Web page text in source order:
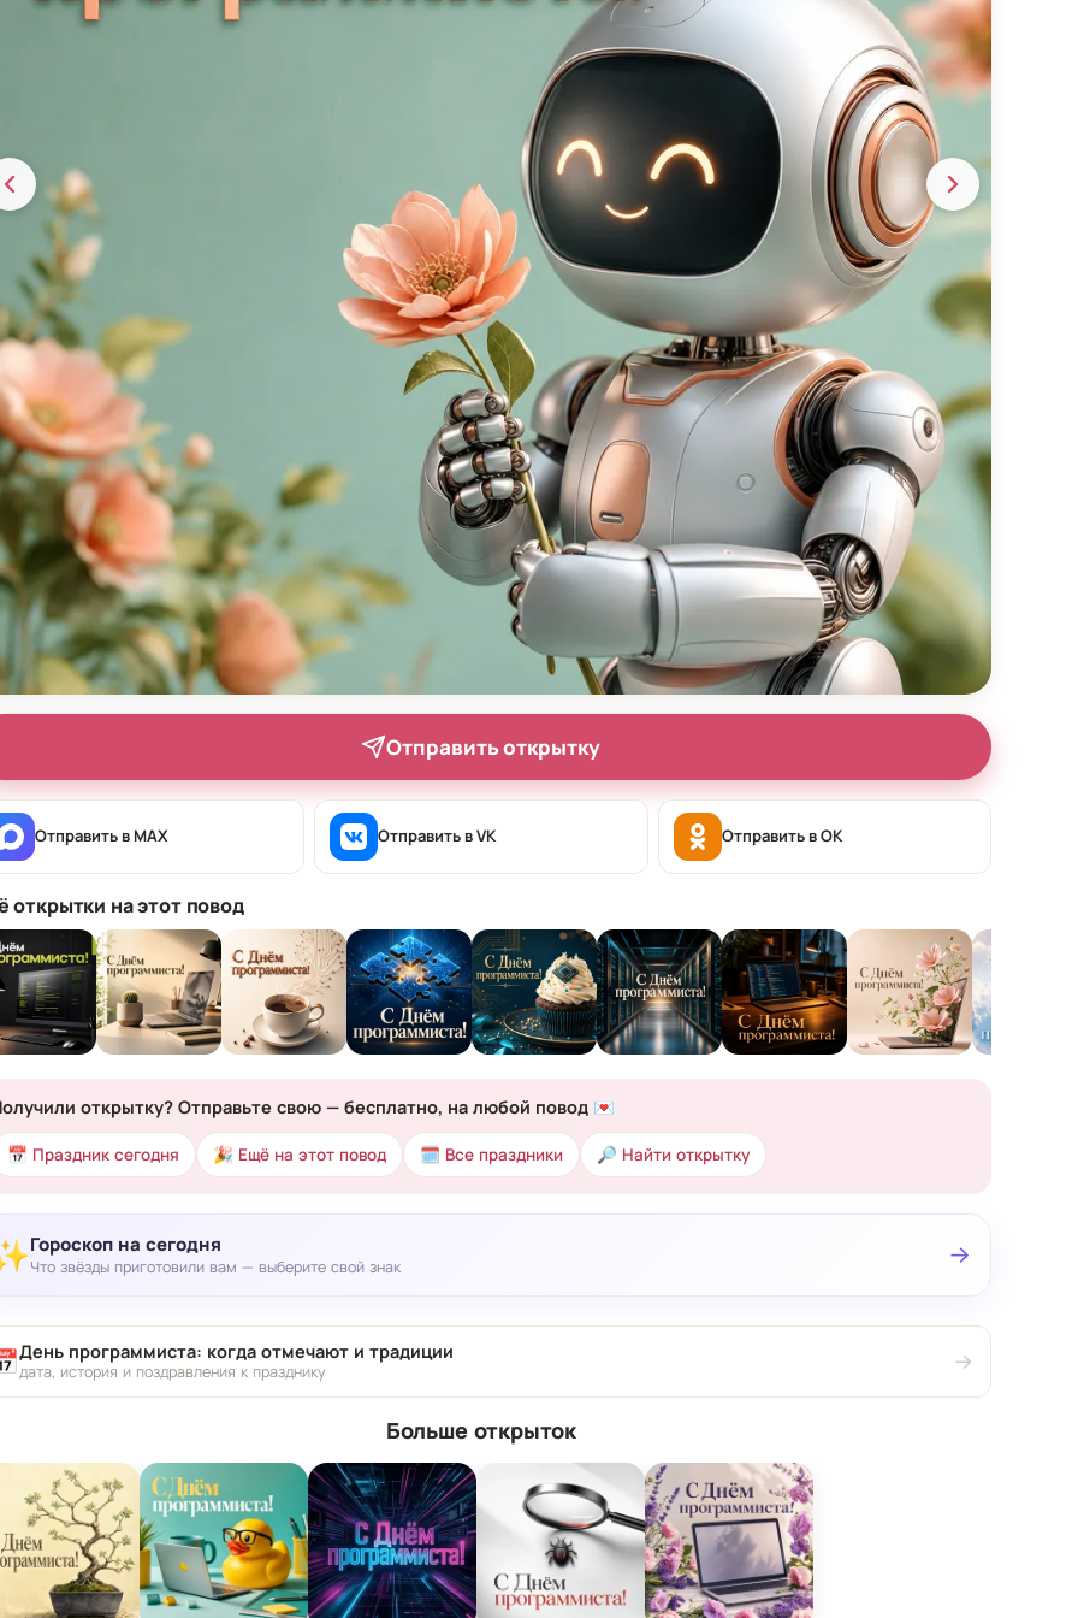
Отправить открытку
Отправить в MAX Отправить в VK Отправить в OK
открытки на этот повод
открытку? Отправьте свою — бесплатно, на любой повод 💌
📅 Праздник сегодня 🎉 Ещё на этот повод 🗓 Все праздники 🔎 Найти открытку
Гороскоп на сегодня
Что звёзды приготовили вам — выберите свой знак →
День программиста: когда отмечают и традиции
дата, история и поздравления к празднику →
Больше открыток